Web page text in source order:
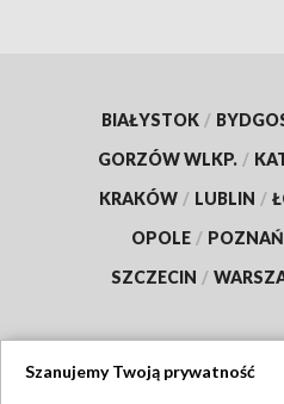
BIAŁYSTOK /
GORZÓW WLKP. /
KRAKÓW / LUBLIN /
OPOLE / POZNAŃ
SZCZECIN /
Szanujemy Twoją prywatność